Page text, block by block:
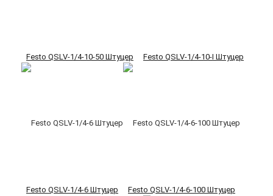
Festo QSLV-1/4-10-50 Штуцер Festo QSLV-1/4-10-I Штуцер
Festo QSLV-1/4-6 Штуцер Festo QSLV-1/4-6-100 Штуцер